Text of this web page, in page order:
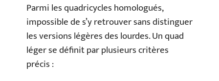
Parmi les quadricycles homologués,
impossible de s’y retrouver sans distinguer
les versions légères des lourdes. Un quad
léger se définit par plusieurs critères
précis :